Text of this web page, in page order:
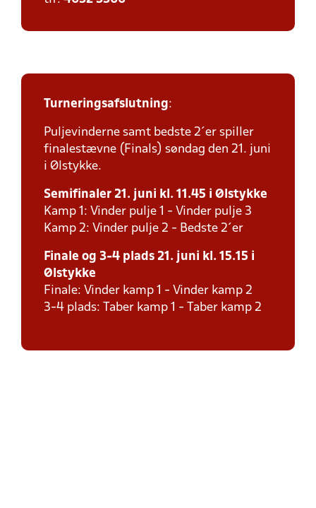
Turneringsafslutning:
Puljevinderne samt bedste 2´er spiller
finalestævne (Finals) søndag den 21. juni
i Ølstykke.
Semifinaler 21. juni kl. 11.45 i Ølstykke
Kamp 1: Vinder pulje 1 - Vinder pulje 3
Kamp 2: Vinder pulje 2 - Bedste 2´er
Finale og 3-4 plads 21. juni kl. 15.15 i
Ølstykke
Finale: Vinder kamp 1 - Vinder kamp 2
3-4 plads: Taber kamp 1 - Taber kamp 2